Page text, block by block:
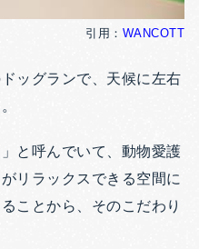
引用： WANCOTT
ッグランで、天候に左右
と呼んでいて、動物愛護
リラックスできる空間に
ことから、そのこだわり